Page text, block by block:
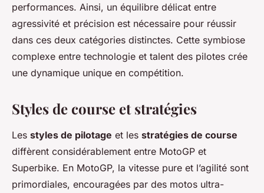
performances. Ainsi, un équilibre délicat entre
agressivité et précision est nécessaire pour réussir
dans ces deux catégories distinctes. Cette symbiose
complexe entre technologie et talent des pilotes crée
une dynamique unique en compétition.
Styles de course et stratégies
Les styles de pilotage et les stratégies de course
diffèrent considérablement entre MotoGP et
Superbike. En MotoGP, la vitesse pure et l’agilité sont
primordiales, encouragées par des motos ultra-